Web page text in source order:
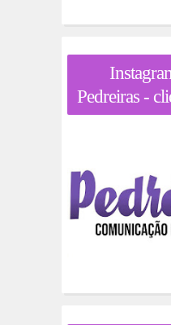
Pedreiras -